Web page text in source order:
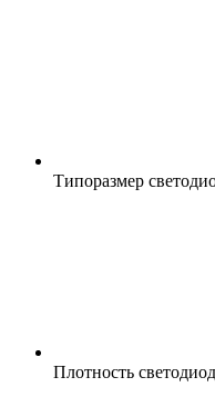
Типоразмер
Плотность